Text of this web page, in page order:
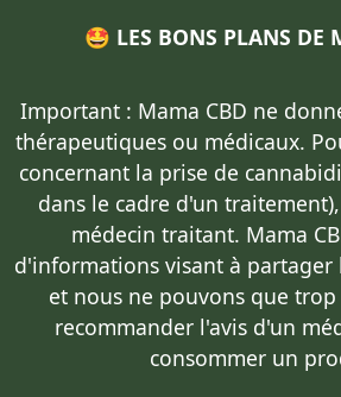
🤩 LES BONS PLANS DE
Important : Mama CBD ne
thérapeutiques ou médicaux.
concernant la prise de
dans le cadre d'un traitement),
médecin traitant. Mama
d'informations visant à partager
et nous ne pouvons que
recommander l'avis d'un
consommer un